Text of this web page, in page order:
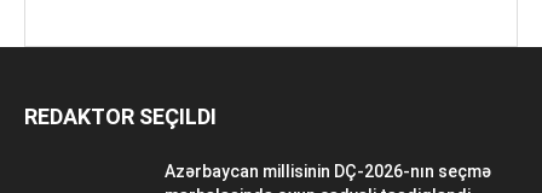
REDAKTOR SEÇILDI
Azərbaycan millisinin DÇ-2026-nın seçmə